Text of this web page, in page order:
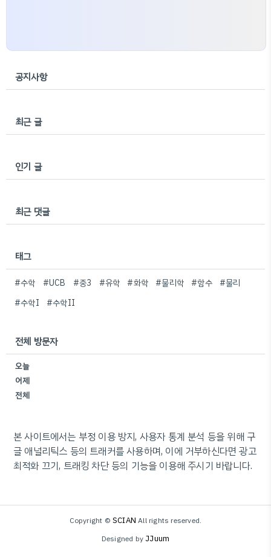
공지사항
최근 글
인기 글
최근 댓글
태그
#수학 #UCB #중3 #유학 #화학 #물리학 #함수 #물리
#수학I
#수학II
전체 방문자
오늘
어제
전체
본 사이트에서는 부정 이용 방지, 사용자 통계 분석 등을 위해 구
글 애널리틱스 등의 트래커를 사용하며, 이에 거부하신다면 광고
최적화 끄기, 트래킹 차단 등의 기능을 이용해 주시기 바랍니다.
Copyright ©SCIAN All rights reserved.
Designed by JJuum